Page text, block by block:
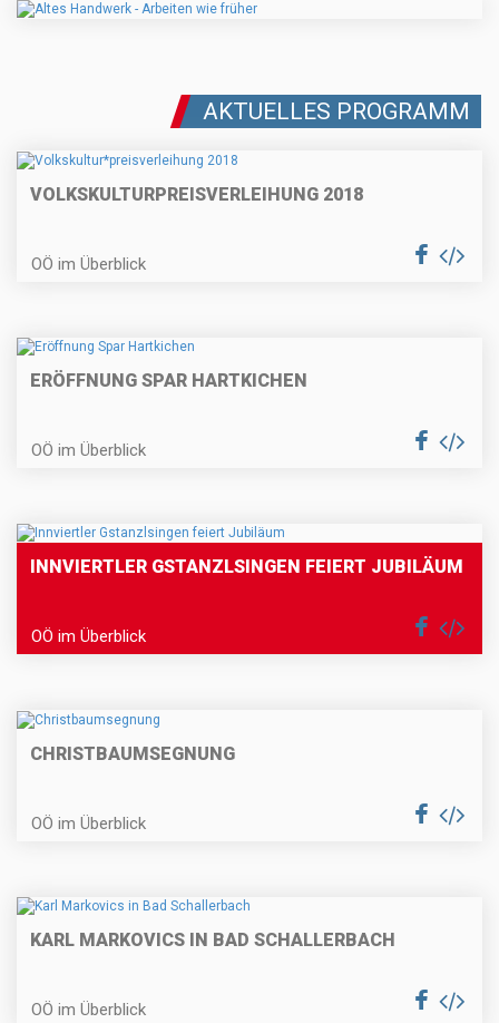
AKTUELLES PROGRAMM
VOLKSKULTURPREISVERLEIHUNG 2018
OÖ im Überblick
ERÖFFNUNG SPAR HARTKICHEN
OÖ im Überblick
INNVIERTLER GSTANZLSINGEN FEIERT JUBILÄUM
OÖ im Überblick
CHRISTBAUMSEGNUNG
OÖ im Überblick
KARL MARKOVICS IN BAD SCHALLERBACH
OÖ im Überblick